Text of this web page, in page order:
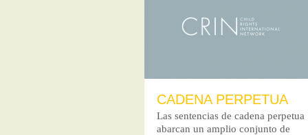
CADENA PERPETUA
Las sentencias de cadena perpetua
abarcan un amplio conjunto de